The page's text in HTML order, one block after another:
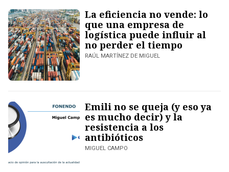
La eficiencia no vende: lo
que una empresa de
logística puede influir al
no perder el tiempo
RAÚL MARTÍNEZ DE MIGUEL
Emili no se queja (y eso ya
es mucho decir) y la
resistencia a los
antibióticos
MIGUEL CAMPO